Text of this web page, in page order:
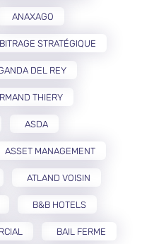
ANAXAGO
STRATÉGIQUE
DEL REY
THIERY
ASDA
ASSET MANAGEMENT
ATLAND VOISIN
B&B HOTELS
BAIL FERME